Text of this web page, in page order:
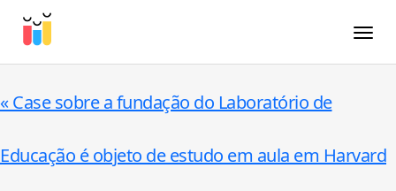
«Case sobre a fundação do Laboratório de
Educação é objeto de estudo em aula em Harvard